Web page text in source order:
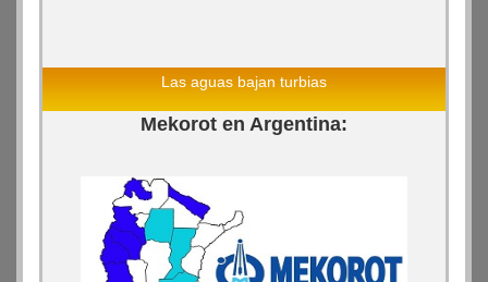
Las aguas bajan turbias
Mekorot en Argentina: